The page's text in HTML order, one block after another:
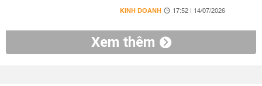
KINH DOANH 17:52 | 14/07/2026
Xem thêm